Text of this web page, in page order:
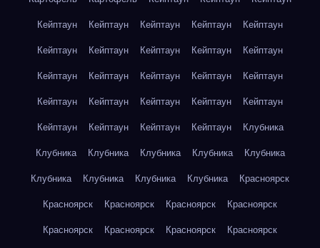
Кейптаун
Кейптаун Кейптаун Кейптаун
Кейптаун
Кейптаун
Кейптаун Кейптаун Кейптаун
Кейптаун
Кейптаун
Кейптаун Кейптаун Кейптаун
Кейптаун
Кейптаун
Кейптаун Кейптаун Кейптаун
Кейптаун
Кейптаун
Кейптаун Кейптаун Кейптаун
Клубника
Клубника
Клубника Клубника Клубника
Клубника
Клубника
Клубника Клубника Клубника
Красноярск
Красноярск
Красноярск Красноярск
Красноярск
Красноярск
Красноярск Красноярск
Красноярск